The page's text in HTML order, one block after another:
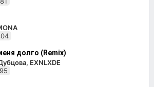
долго (Remix)
EXNLXDE